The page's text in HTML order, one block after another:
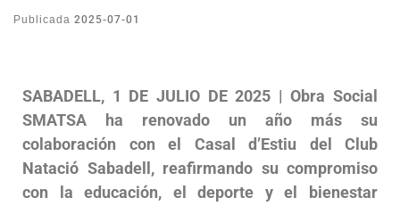
Publicada 2025-07-01
SABADELL, 1 DE JULIO DE 2025 | Obra Social
SMATSA ha renovado un año más su
colaboración con el Casal d’Estiu del Club
Natació Sabadell, reafirmando su compromiso
con la educación, el deporte y el bienestar